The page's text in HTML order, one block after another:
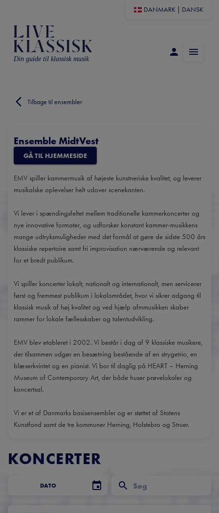
DANMARK DANSK
Din guide til klassisk musik
Tilbage til ensembler
Ensemble MidtVest
GÅ TIL HJEMMESIDE
EMV spiller kammermusik af højeste kunstneriske kvalitet, og leverer
musikalske oplevelser helt udover scenekanten.
Vi lever i spændingsfeltet mellem traditionelle kammerkoncerter og
nye innovative formater, og udforsker konstant kammer-musikkens
mange udtryksmuligheder med det formål at gøre de sidste 500 års
klassiske repertoire samt fri improvisation nærværende og relevant
for et bredt publikum.
Vi spiller koncerter lokalt, nationalt og internationalt, men servicerer
først og fremmest publikum i lokalområdet, hvor vi sikrer adgang til
klassisk musik af høj kvalitet og ved hjælp afmmusikken skaber
rammer for lokale fællesskaber og talentudvikling.
EMV blev etableret i 2002. Vi består i dag af 9 klassiske musikere,
der tilsammen udgør en besætning bestående af en strygetrio, en
blæserkvintet og en pianist. Vi bor til daglig på HEART – Herning
Museum of Contemporary Art, der både huser prøvelokaler og
koncertsal.
Vi er et af Danmarks basisensembler og er støttet af Statens
KONCERTER
DATO